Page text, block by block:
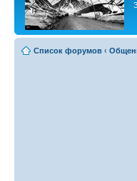
Список форумов ‹